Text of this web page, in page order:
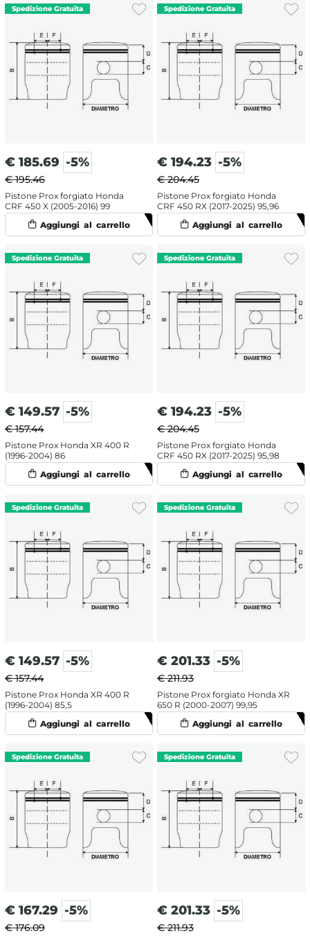
€ 185.69 -5%
€ 195.46
Pistone Prox forgiato Honda
CRF 450 X (2005-2016) 99
€ 194.23 -5%
€ 204.45
Pistone Prox forgiato Honda
CRF 450 RX (2017-2025) 95,96
€ 149.57 -5%
€ 157.44
Pistone Prox Honda XR 400 R
(1996-2004) 86
€ 194.23 -5%
€ 204.45
Pistone Prox forgiato Honda
CRF 450 RX (2017-2025) 95,98
€ 149.57 -5%
€ 157.44
Pistone Prox Honda XR 400 R
(1996-2004) 85,5
€ 201.33 -5%
€ 211.93
Pistone Prox forgiato Honda XR
650 R (2000-2007) 99,95
€ 167.29 -5%
€ 176.09
€ 201.33 -5%
€ 211.93